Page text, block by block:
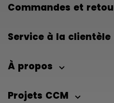
Commandes et
Service à la clientèle
À propos
Projets CCM